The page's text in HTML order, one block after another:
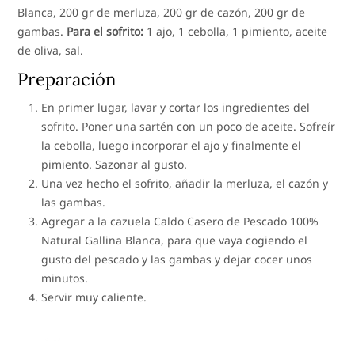
Blanca, 200 gr de merluza, 200 gr de cazón, 200 gr de
gambas. Para el sofrito: 1 ajo, 1 cebolla, 1 pimiento, aceite
de oliva, sal.
Preparación
En primer lugar, lavar y cortar los ingredientes del
sofrito. Poner una sartén con un poco de aceite. Sofreír
la cebolla, luego incorporar el ajo y finalmente el
pimiento. Sazonar al gusto.
Una vez hecho el sofrito, añadir la merluza, el cazón y
las gambas.
Agregar a la cazuela Caldo Casero de Pescado 100%
Natural Gallina Blanca, para que vaya cogiendo el
gusto del pescado y las gambas y dejar cocer unos
minutos.
Servir muy caliente.